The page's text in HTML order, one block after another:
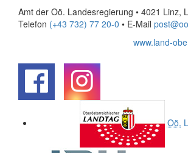
Amt der Oö. Landesregierung • 4021 Linz,
Telefon (+43 732) 77 20-0 • E-Mail
www.land-
Oö.